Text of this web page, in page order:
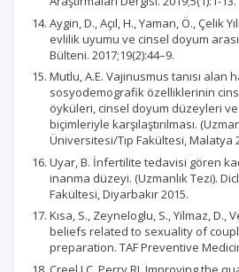
Aygin, D., Açıl, H., Yaman, Ö., Çelik
evlilik uyumu ve cinsel doyum
Bülteni. 2017;19(2):44–9.
Mutlu, A.E. Vajinusmus tanısı alan
sosyodemografik özelliklerinin
öyküleri, cinsel doyum düzeyleri
biçimleriyle karşılaştırılması.
Üniversitesi/Tıp Fakültesi, Malatya
Uyar, B. İnfertilite tedavisi gören
inanma düzeyi. (Uzmanlık Tezi).
Fakültesi, Diyarbakır 2015.
Kısa, S., Zeyneloglu, S., Yilmaz, D.,
beliefs related to sexuality of
preparation. TAF Preventive